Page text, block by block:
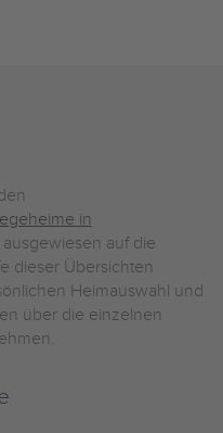
in
auf die
dieser Übersichten
Heimauswahl und
über die einzelnen